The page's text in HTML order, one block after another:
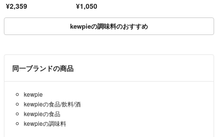
¥2,359 ¥1,050
kewpieの調味料のおすすめ
同一ブランドの商品
kewpie
kewpieの食品/飲料/酒
kewpieの食品
kewpieの調味料